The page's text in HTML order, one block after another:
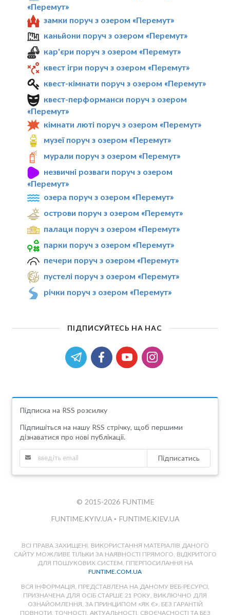
«Перемут»
замки поруч з озером «Перемут»
каньйони поруч з озером «Перемут»
кар'єри поруч з озером «Перемут»
квест ігри поруч з озером «Перемут»
квест-кімнати поруч з озером «Перемут»
квест-перформанси поруч з озером
«Перемут»
кімнати люті поруч з озером «Перемут»
музеї поруч з озером «Перемут»
мурали поруч з озером «Перемут»
незвичні розваги поруч з озером
«Перемут»
озера поруч з озером «Перемут»
острови поруч з озером «Перемут»
палаци поруч з озером «Перемут»
парки поруч з озером «Перемут»
печери поруч з озером «Перемут»
пустелі поруч з озером «Перемут»
річки поруч з озером «Перемут»
ПІДПИСУЙТЕСЬ НА НАС
Підписка на RSS розсилку
Підпишіться на нашу RSS стрічку, щоб першими
дізнаватися про нові публікації.
Підписатись
© 2015-2026 FUNTIME
FUNTIME.KYIV.UA • FUNTIME.KIEV.UA
ВСІ ПРАВА ЗАХИЩЕНІ. ВИКОРИСТАННЯ МАТЕРІАЛІВ ДАНОГО
САЙТУ МОЖЛИВЕ ТІЛЬКИ ЗА НАЯВНОСТІ ПРЯМОГО, ВІДКРИТОГО
ДЛЯ ПОШУКОВИХ СИСТЕМ, ГІПЕРПОСИЛАННЯ НА
FUNTIME.COM.UA
ВСЯ ІНФОРМАЦІЯ, ПРЕДСТАВЛЕНА НА ДАНОМУ ВЕБ-РЕСУРСІ,
ПРИЗНАЧЕНА ДЛЯ ОСІБ СТАРШЕ 21 РОКУ, ВИКЛЮЧНО ДЛЯ
ОЗНАЙОМЛЕННЯ, ЗА ПРИНЦИПОМ «ЯК Є», БЕЗ ГАРАНТІЙ
ПОВНОТИ, ТОЧНОСТІ, АКТУАЛЬНОСТІ, СВОЄЧАСНОСТІ ТА БЕЗ